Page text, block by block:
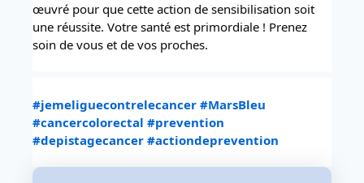
œuvré pour que cette action de sensibilisation soit
une réussite. Votre santé est primordiale ! Prenez
soin de vous et de vos proches.
#jemeliguecontrelecancer #MarsBleu
#cancercolorectal #prevention
#depistagecancer #actiondeprevention